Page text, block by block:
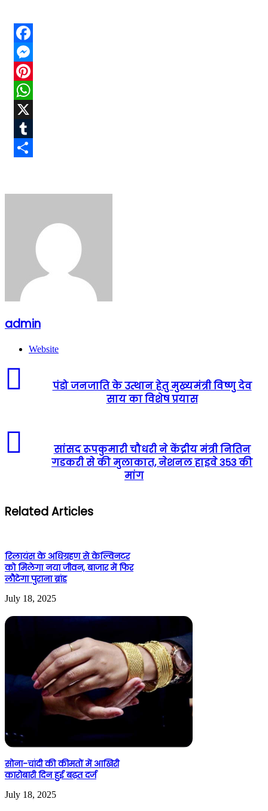
Facebook
Messenger
Pinterest
WhatsApp
X
Tumblr
admin
Website
पंडो जनजाति के उत्थान हेतु मुख्यमंत्री विष्णु देव
साय का विशेष प्रयास
सांसद रूपकुमारी चौधरी ने केंद्रीय मंत्री नितिन
गडकरी से की मुलाकात, नेशनल हाइवे 353 की
मांग
Related Articles
रिलायंस के अधिग्रहण से केल्विनटर
को मिलेगा नया जीवन, बाजार में फिर
लौटेगा पुराना ब्रांड
July 18, 2025
सोना-चांदी की कीमतों में आखिरी
कारोबारी दिन हुई बढ़त दर्ज
July 18, 2025